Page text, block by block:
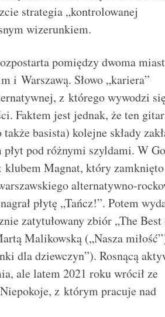
strategia „kontrolowanej
wizerunkiem.
pomiędzy dwoma
i Warszawą. Słowo „kariera”
z którego wywodzi
Faktem jest jednak, że ten
basista) kolejne składy
płyt pod różnymi szyldami. W
klubem Magnat, który
alternatywno-
płytę „Tańcz!”. Potem
zatytułowany zbiór „The Best
Malikowską („Nasza
dla dziewczyn”). Rosnącą
ale latem 2021 roku wrócił ze
z którym pracuje nad